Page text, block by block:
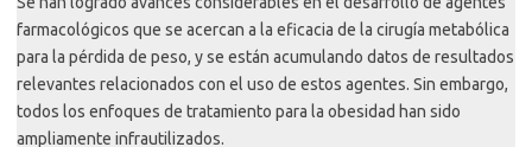
farmacológicos que se acercan a la eficacia de la cirugía metabólica
para la pérdida de peso, y se están acumulando datos de resultados
relevantes relacionados con el uso de estos agentes. Sin embargo,
todos los enfoques de tratamiento para la obesidad han sido
ampliamente infrautilizados.